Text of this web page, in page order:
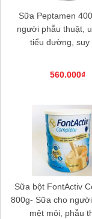
Sữa Peptamen
người phẫu thuật,
tiểu đường, suy
560.000₫
Sữa bột FontActiv
800g- Sữa cho người
mệt mỏi, phẫu